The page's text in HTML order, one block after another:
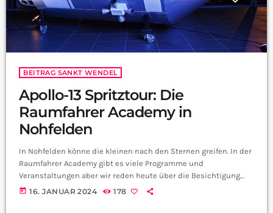
BEITRAG SANKT WENDEL
Apollo-13 Spritztour: Die
Raumfahrer Academy in
Nohfelden
In Nohfelden könne die kleinen nach den Sternen greifen. In der
Raumfahrer Academy gibt es viele Programme und
Veranstaltungen aber wir reden heute über die Besichtigung
der Apollo 13. Dazu haben wir Christoph Pütz Mitarbeiter der
today 16. JANUAR 2024 178